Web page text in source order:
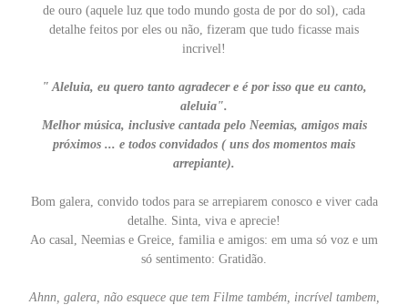
de ouro (aquele luz que todo mundo gosta de por do sol), cada
detalhe feitos por eles ou não, fizeram que tudo ficasse mais
incrivel!
" Aleluia, eu quero tanto agradecer e é por isso que eu canto,
aleluia".
Melhor música, inclusive cantada pelo Neemias, amigos mais
próximos ... e todos convidados ( uns dos momentos mais
arrepiante).
Bom galera, convido todos para se arrepiarem conosco e viver cada
detalhe. Sinta, viva e aprecie!
Ao casal, Neemias e Greice, familia e amigos: em uma só voz e um
só sentimento: Gratidão.
Ahnn, galera, não esquece que tem Filme também, incrível tambem,